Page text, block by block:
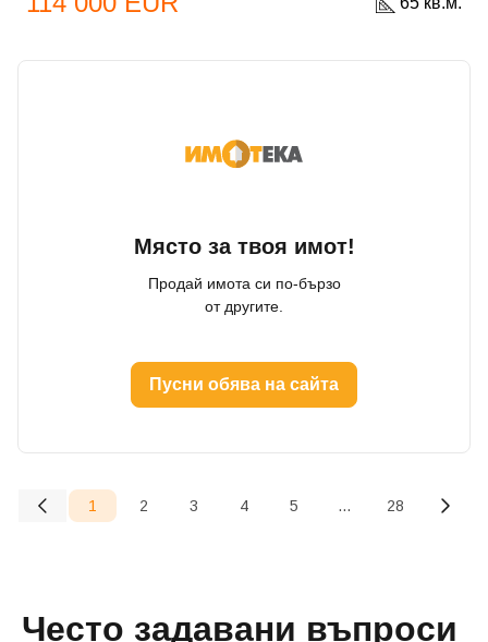
Място за твоя имот!
Продай имота си по-бързо
от другите.
Пусни обява на сайта
1
(current)
2 3 4 5 ... 28
Често задавани въпроси